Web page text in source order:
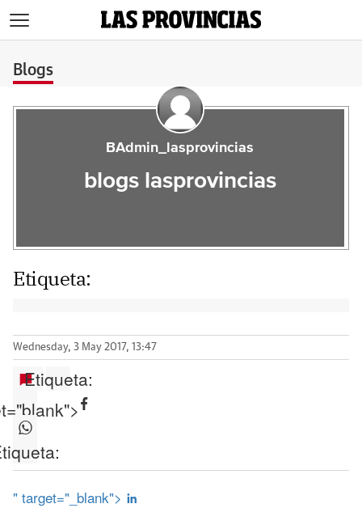
Blogs
BAdmin_lasprovincias
blogs lasprovincias
Etiqueta:
Wednesday, 3 May 2017, 13:47
Etiqueta:
" target="_blank">